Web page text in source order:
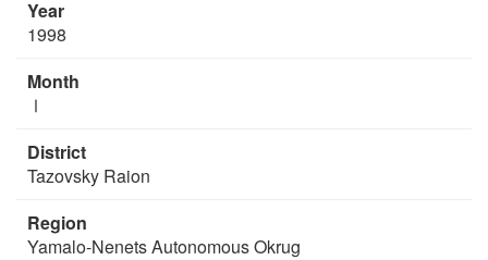
Year
1998
Month
Ⅰ
District
Tazovsky Raion
Region
Yamalo-Nenets Autonomous Okrug